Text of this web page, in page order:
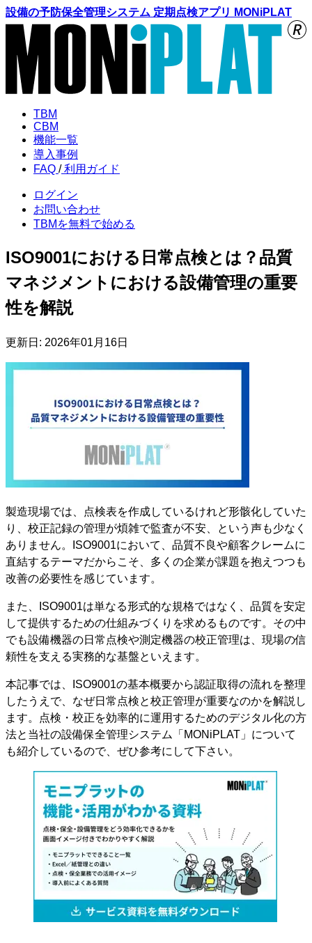
設備の予防保全管理システム 定期点検アプリ MONiPLAT
TBM
CBM
機能一覧
導入事例
FAQ / 利用 ガイド
ログイン
お問い合わせ
TBMを無料で始める
ISO9001における日常点検とは？品質
マネジメントにおける設備管理の重要
性を解説
更新日: 2026年01月16日
製造現場では、点検表を作成しているけれど形骸化していた
り、校正記録の管理が煩雑で監査が不安、という声も少なく
ありません。ISO9001において、品質不良や顧客クレームに
直結するテーマだからこそ、多くの企業が課題を抱えつつも
改善の必要性を感じています。
また、ISO9001は単なる形式的な規格ではなく、品質を安定
して提供するための仕組みづくりを求めるものです。その中
でも設備機器の日常点検や測定機器の校正管理は、現場の信
頼性を支える実務的な基盤といえます。
本記事では、ISO9001の基本概要から認証取得の流れを整理
したうえで、なぜ日常点検と校正管理が重要なのかを解説し
ます。点検・校正を効率的に運用するためのデジタル化の方
法と当社の設備保全管理システム「MONiPLAT」について
も紹介しているので、ぜひ参考にして下さい。